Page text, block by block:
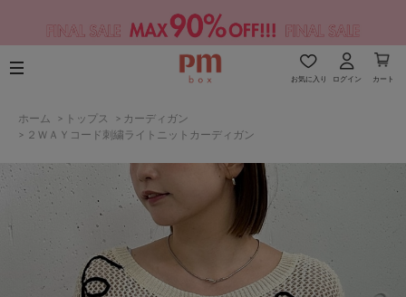
お気に入り ログイン カート
ホーム > トップス > カーディガン
> ２ＷＡＹコード刺繍ライトニットカーディガン